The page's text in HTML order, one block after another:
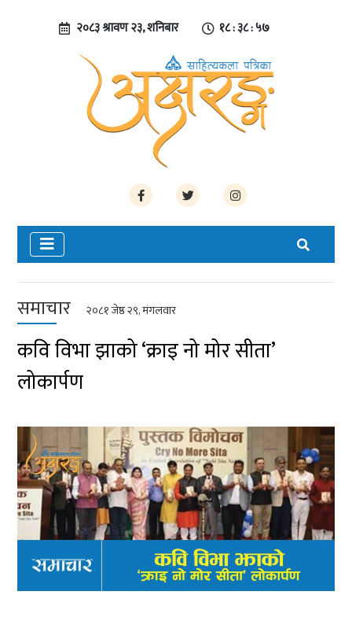
२०८३ श्रावण २३, शनिबार १८ : ३८ : ५७
समाचार २०८१ जेष्ठ २९, मंगलवार
कवि विभा झाको ‘क्राइ नो मोर सीता’
लोकार्पण